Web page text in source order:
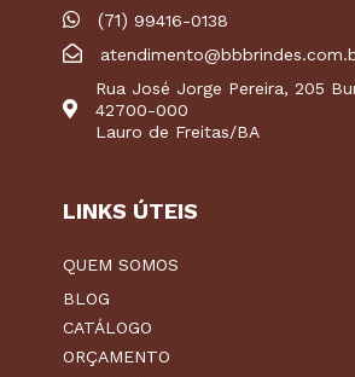
(71) 99416-0138
Rua José Jorge Pereira, 205
42700-000
Lauro de Freitas/BA
LINKS ÚTEIS
QUEM SOMOS
BLOG
CATÁLOGO
ORÇAMENTO